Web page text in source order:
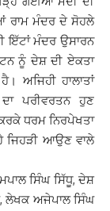
ਰਾਮ ਮੰਦਰ ਦੇ ਸੋਹਲੇ
ਇੱਟਾਂ ਮੰਦਰ ਉਸਾਰਨ
ਨੂੰ ਦੇਸ਼ ਦੀ ਏਕਤਾ
ਅਜਿਹੀ ਹਾਲਾਤਾਂ
ਪਰੀਵਰਤਨ ਹੁਣ
ਧਰਮ ਨਿਰਪੇਖਤਾ
ਜਿਹੜੀ ਆਉਣ ਵਾਲੇ
ਸਿੰਘ ਸਿੱਧੂ, ਦੇਸ਼
ਲੇਖਕ ਅਜੇਪਾਲ ਸਿੰਘ